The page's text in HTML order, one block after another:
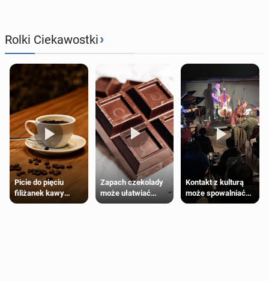
Rolki Ciekawostki›
Picie do pięciu
filiżanek kawy
dziennie jest
Zapach czekolady
może ułatwiać
trening siłowy
Kontakt z kulturą
może spowalniać
starzenie